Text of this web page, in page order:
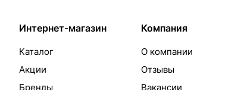
Интернет-магазин
Каталог
Акции
Бренды
Компания
О компании
Отзывы
Вакансии